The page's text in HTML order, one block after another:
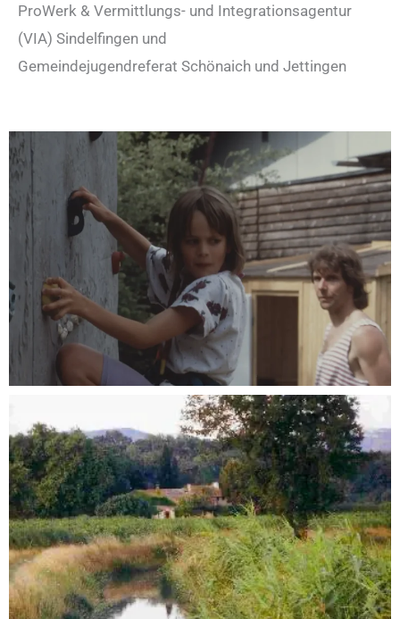
ProWerk & Vermittlungs- und Integrationsagentur
(VIA) Sindelfingen und
Gemeindejugendreferat Schönaich und Jettingen